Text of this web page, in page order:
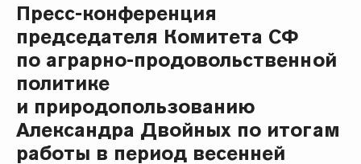
Пресс-конференция
председателя Комитета СФ
по аграрно-продовольственной
политике
и природопользованию
Александра Двойных по итогам
работы в период весенней